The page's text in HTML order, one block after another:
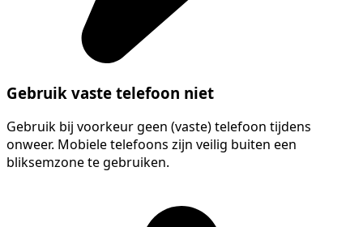
Gebruik vaste telefoon niet
Gebruik bij voorkeur geen (vaste) telefoon tijdens
onweer. Mobiele telefoons zijn veilig buiten een
bliksemzone te gebruiken.